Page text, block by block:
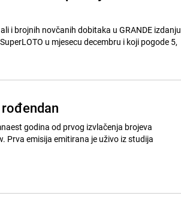
i brojnih novčanih dobitaka u GRANDE izdanju
u mjesecu decembru i koji pogode 5,
godina od prvog izvlačenja brojeva
Prva emisija emitirana je uživo iz studija